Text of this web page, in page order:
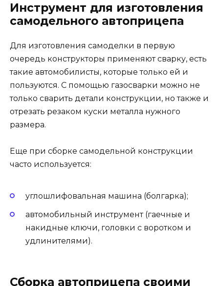
Инструмент для изготовления
самодельного автоприцепа
Для изготовления самоделки в первую
очередь конструкторы применяют сварку, есть
такие автомобилисты, которые только ей и
пользуются. С помощью газосварки можно не
только сварить детали конструкции, но также и
отрезать резаком куски металла нужного
размера.
Еще при сборке самодельной конструкции
часто используется:
углошлифовальная машина (болгарка);
автомобильный инструмент (гаечные и
накидные ключи, головки с воротком и
удлинителями).
Сборка автоприцепа своими